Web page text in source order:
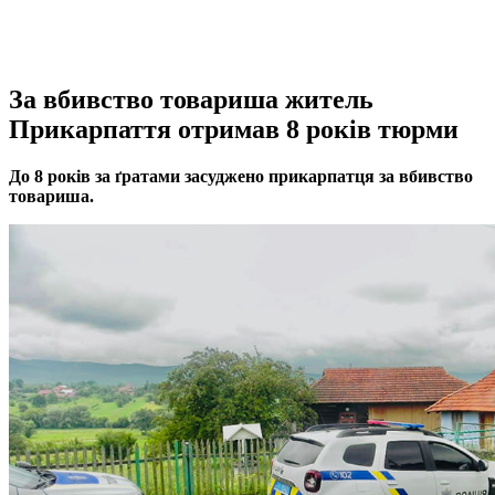
За вбивство товариша житель
Прикарпаття отримав 8 років тюрми
До 8 років за ґратами засуджено прикарпатця за вбивство
товариша.